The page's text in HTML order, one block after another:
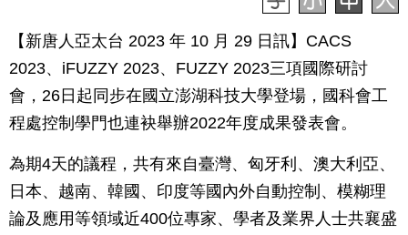
【新唐人亞太台 2023 年 10 月 29 日訊】CACS
2023、iFUZZY 2023、FUZZY 2023三項國際研討
會，26日起同步在國立澎湖科技大學登場，國科會工
程處控制學門也連袂舉辦2022年度成果發表會。
為期4天的議程，共有來自臺灣、匈牙利、澳大利亞、
日本、越南、韓國、印度等國內外自動控制、模糊理
論及應用等領域近400位專家、學者及業界人士共襄盛